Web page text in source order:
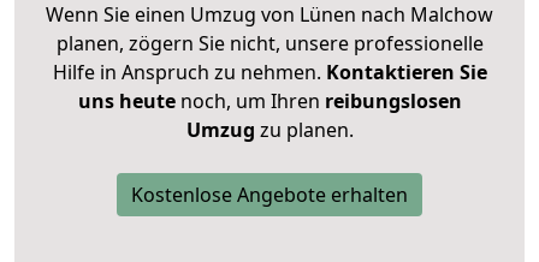
Wenn Sie einen Umzug von Lünen nach Malchow
planen, zögern Sie nicht, unsere professionelle
Hilfe in Anspruch zu nehmen. Kontaktieren Sie
uns heutenoch, um Ihren reibungslosen
Umzug zu planen.
Kostenlose Angebote erhalten